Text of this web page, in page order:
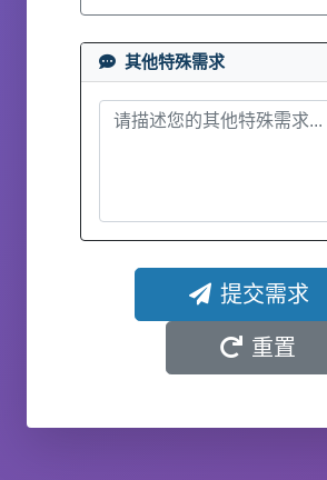
其他特殊需求
提交需求
重置